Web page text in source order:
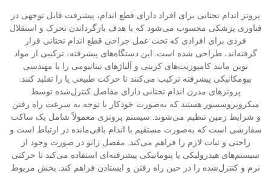
پروتز اندام تحتانی برای افراد دارای قطع اندام، پیشرفت قابل توجهی در
فناوری پزشکی محسوب می‌شود که با هدف بازگرداندن تحرک و استقلال
فردی برای افرادی که تحت عمل جراحی قطع اندام تحتانی قرار
گرفته‌اند، طراحی شده است. این دستگاه‌های پیشرفته، ترکیبی از مواد
نوین مانند کامپوزیت‌های کربنی و آلیاژهای تیتانیومی را با مهندسی
بیومکانیکی پیشرفته ترکیب می‌کنند تا حرکت طبیعی پا را تقلید کنند.
پروتزهای مدرن اندام تحتانی دارای مفاصل کنترل‌شده توسط
میکروپروسسور هستند که به‌صورت خودکار با توجه به سرعت راه رفتن
و شرایط زمین تنظیم می‌شوند. سیستم پروتزی معمولاً شامل یک ساکت
سفارشی است که به‌صورت مستقیم با اندام باقی‌مانده در ارتباط است و
راحتی و ثبات لازم را فراهم می‌کند. مفصل زانو در صورت وجود از
سیستم‌های هیدرولیکی یا پنوماتیکی پیشرفته‌ای استفاده می‌کند تا حرکتی
نرم و کنترل‌شده را در حین راه رفتن و ایستادن فراهم کند. بخش مربوط